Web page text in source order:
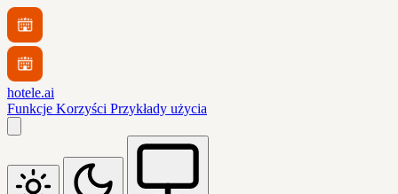
hotele.ai
Funkcje Korzyści Przykłady użycia